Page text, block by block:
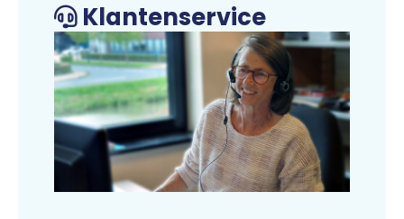
Klantenservice